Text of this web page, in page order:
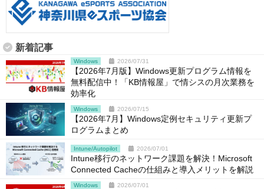
新着記事
Windows 2026/07/31
【2026年7月版】Windows更新プログラム情報を
無料配信中！「KB情報屋」で情シスの月次業務を
効率化
Windows 2026/07/15
【2026年7月】Windows定例セキュリティ更新プ
ログラムまとめ
Intune/Autopilot 2026/07/01
Intune移行のネットワーク課題を解決！Microsoft
Connected Cacheの仕組みと導入メリットを解説
Windows 2026/07/01